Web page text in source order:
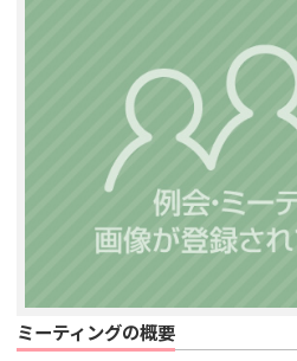
ミーティングの概要